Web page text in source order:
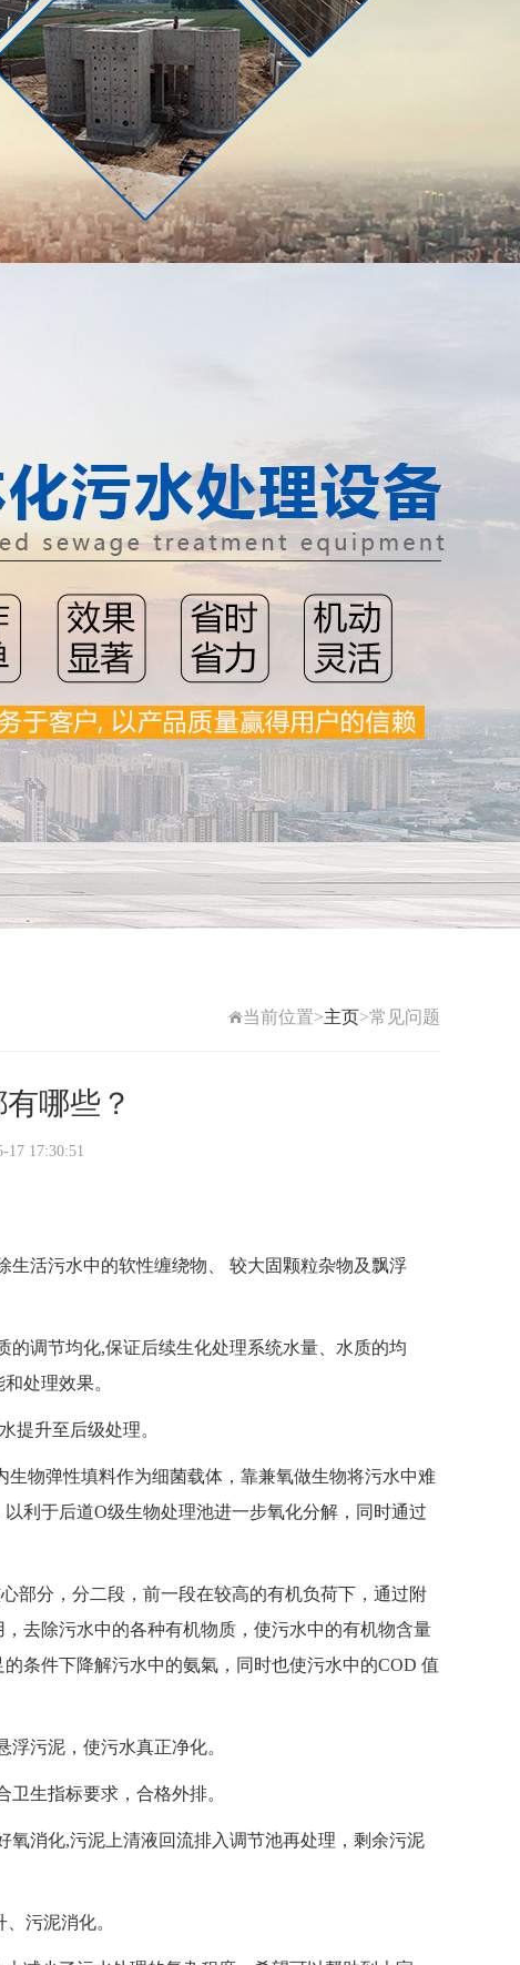
当前位置>主页>常见问题
哪些？
17 17:30:51
活污水中的软性缠绕物、 较大固颗粒杂物及飘浮
调节均化,保证后续生化处理系统水量、水质的均
处理效果。
升至后级处理。
物弹性填料作为细菌载体，靠兼氧做生物将污水中难
利于后道O级生物处理池进一步氧化分解，同时通过
分，分二段，前一段在较高的有机负荷下，通过附
去除污水中的各种有机物质，使污水中的有机物含量
条件下降解污水中的氨氣，同时也使污水中的COD 值
污泥，使污水真正净化。
生指标要求，合格外排。
消化,污泥上清液回流排入调节池再处理，剩余污泥
污泥消化。